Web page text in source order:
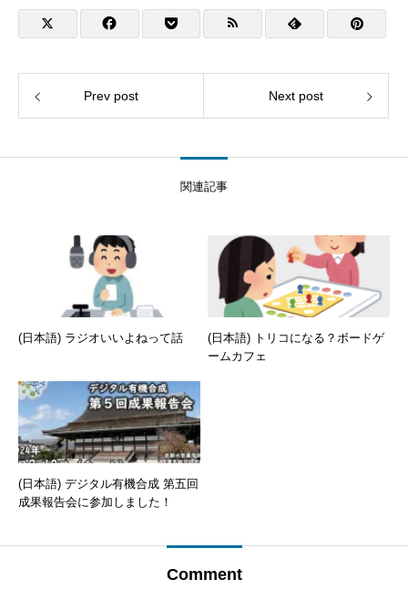
Prev post Next post
関連記事
(日本語) ラジオいいよねって話
(日本語) トリコになる？ボードゲ
ームカフェ
(日本語) デジタル有機合成 第五回
成果報告会に参加しました！
Comment